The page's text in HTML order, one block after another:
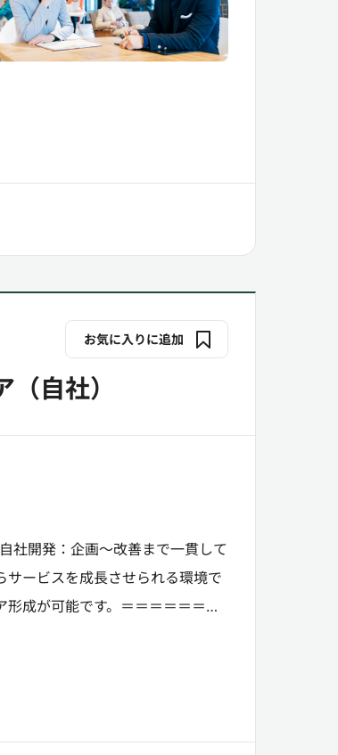
自社）
開発：企画～改善まで一貫して
ービスを成長させられる環境で
成が可能です。＝＝＝＝＝＝＝
お気に入りに追加